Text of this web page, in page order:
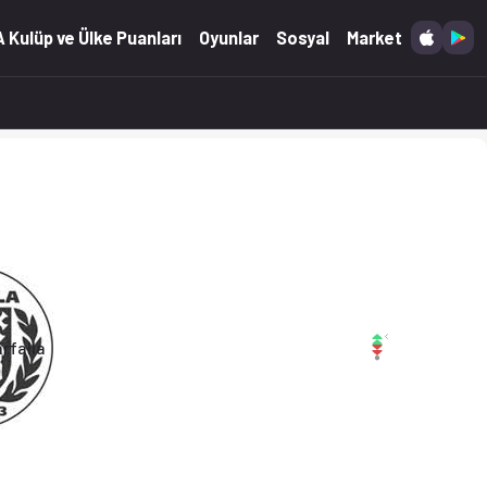
Kulüp ve Ülke Puanları Oyunlar Sosyal Market